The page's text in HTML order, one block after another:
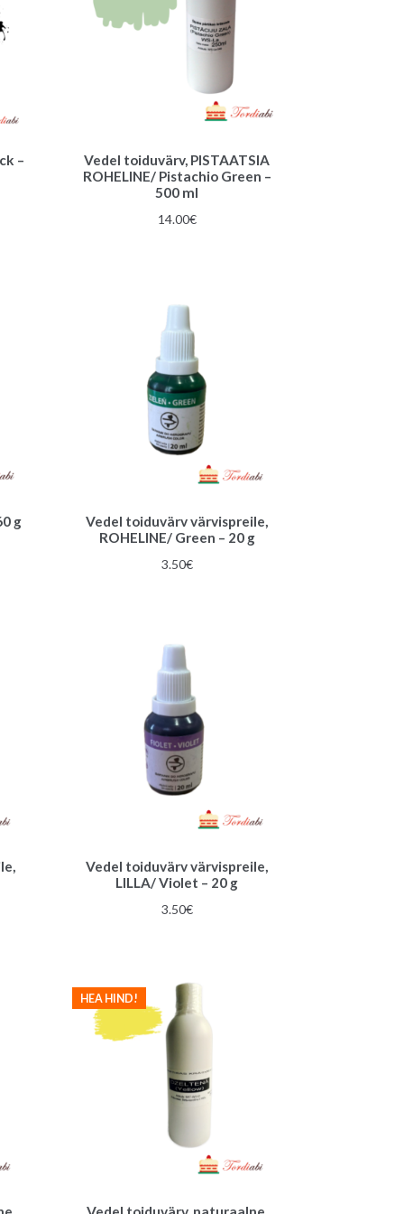
–
Vedel toiduvärv, PISTAATSIA
ROHELINE/ Pistachio Green –
500 ml
14.00€
g
Vedel toiduvärv värvispreile,
ROHELINE/ Green – 20 g
3.50€
Vedel toiduvärv värvispreile,
LILLA/ Violet – 20 g
3.50€
HEA HIND!